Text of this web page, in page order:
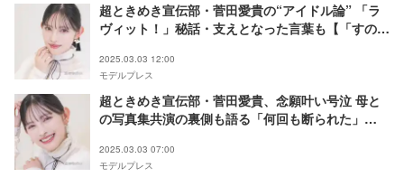
超ときめき宣伝部・菅田愛貴の“アイドル論” 「ラ
ヴィット！」秘話・支えとなった言葉も【「すのあ
2025.03.03 12:00
モデルプレス
超ときめき宣伝部・菅田愛貴、念願叶い号泣 母と
の写真集共演の裏側も語る「何回も断られた」
2025.03.03 07:00
モデルプレス